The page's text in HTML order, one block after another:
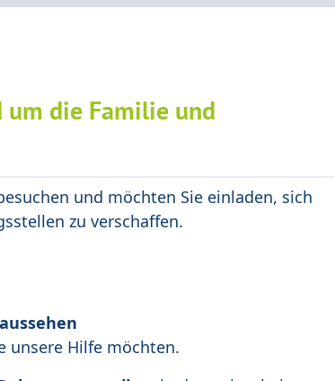
die Familie und
und möchten Sie einladen, sich
zu verschaffen.
unsere Hilfe möchten.